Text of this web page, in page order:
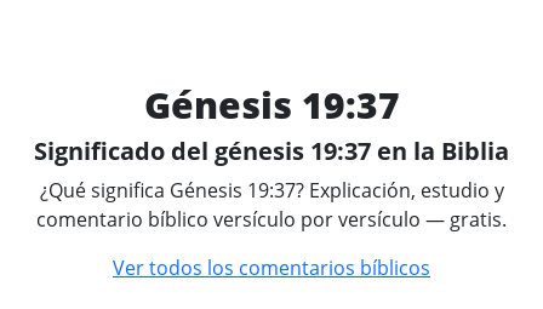
Génesis 19:37
Significado del génesis 19:37 en la Biblia
¿Qué significa Génesis 19:37? Explicación, estudio y
comentario bíblico versículo por versículo — gratis.
Ver todos los comentarios bíblicos